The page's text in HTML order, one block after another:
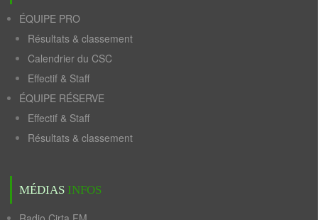
ÉQUIPE PRO
Résultats & classement
Calendrier du CSC
Effectif & Staff
ÉQUIPE RÉSERVE
Effectif & Staff
Résultats & classement
MÉDIAS INFOS